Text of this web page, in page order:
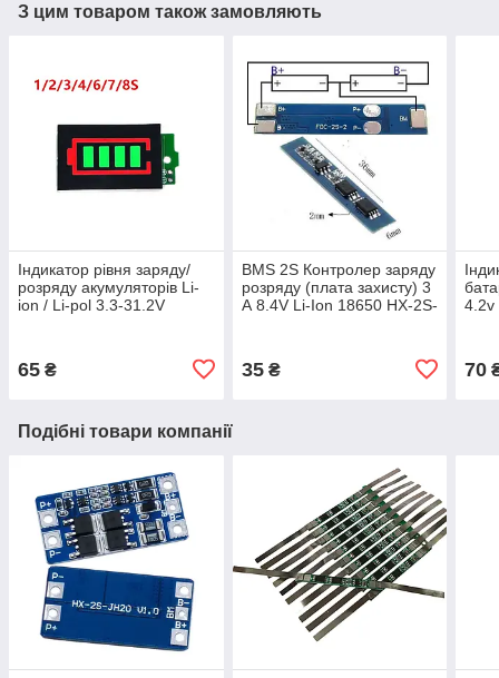
З цим товаром також замовляють
Індикатор рівня заряду/
розряду акумуляторів Li-
ion / Li-pol 3.3-31.2V
65 ₴
BMS 2S Контролер заряду
розряду (плата захисту) 3
А 8.4V Li-Ion 18650 HX-2S-
35₴
4.2v
70
Подібні товари компанії